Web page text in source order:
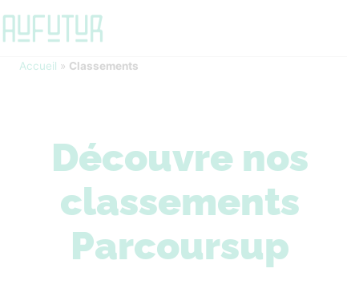
Accueil » Classements
Découvre nos
classements
Parcoursup